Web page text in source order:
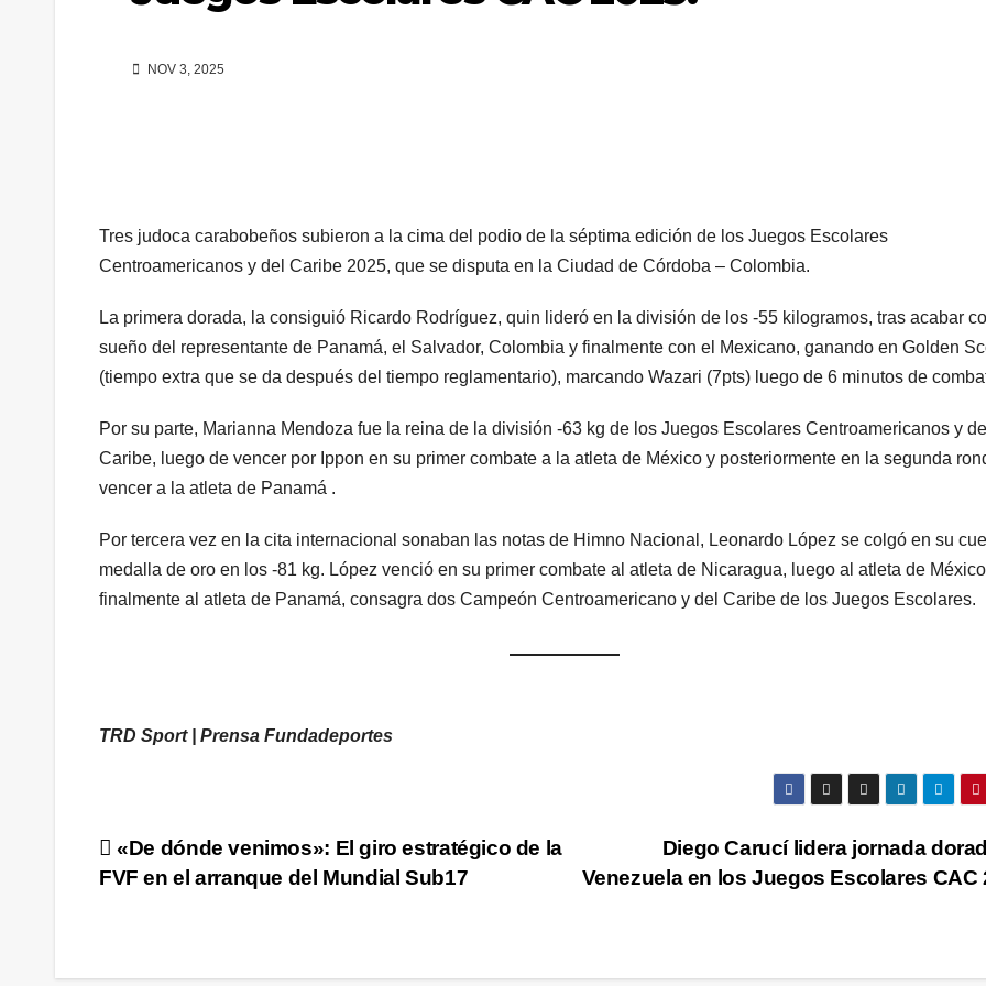
NOV 3, 2025
Tres judoca carabobeños subieron a la cima del podio de la séptima edición de los Juegos Escolares
Centroamericanos y del Caribe 2025, que se disputa en la Ciudad de Córdoba – Colombia.
La primera dorada, la consiguió Ricardo Rodríguez, quin lideró en la división de los -55 kilogramos, tras acabar
sueño del representante de Panamá, el Salvador, Colombia y finalmente con el Mexicano, ganando en Golden
(tiempo extra que se da después del tiempo reglamentario), marcando Wazari (7pts) luego de 6 minutos de
Por su parte, Marianna Mendoza fue la reina de la división -63 kg de los Juegos Escolares Centroamericanos y del
Caribe, luego de vencer por Ippon en su primer combate a la atleta de México y posteriormente en la segunda
vencer a la atleta de Panamá .
Por tercera vez en la cita internacional sonaban las notas de Himno Nacional, Leonardo López se colgó en su
medalla de oro en los -81 kg. López venció en su primer combate al atleta de Nicaragua, luego al atleta de
finalmente al atleta de Panamá, consagra dos Campeón Centroamericano y del Caribe de los Juegos Escolares.
TRD Sport | Prensa Fundadeportes
Navegación
Diego Carucí lidera jornada
Venezuela en los Juegos Escolares CAC
«De dónde venimos»: El giro estratégico de la
FVF en el arranque del Mundial Sub17